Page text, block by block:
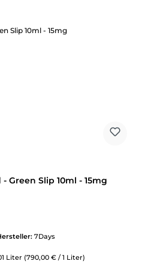
Green Slip 10ml - 15mg
7Days
Liter (790,00 € / 1 Liter)